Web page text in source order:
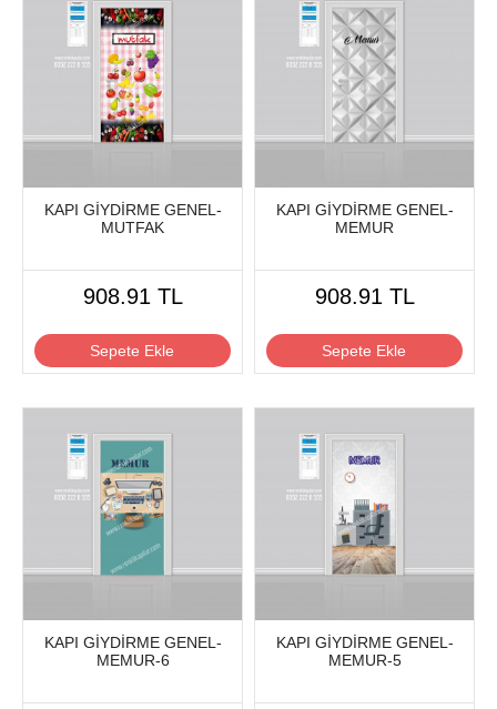
KAPI GİYDİRME GENEL-
MUTFAK
908.91 TL
Sepete Ekle
KAPI GİYDİRME GENEL-
MEMUR
908.91 TL
Sepete Ekle
KAPI GİYDİRME GENEL-
MEMUR-6
KAPI GİYDİRME GENEL-
MEMUR-5